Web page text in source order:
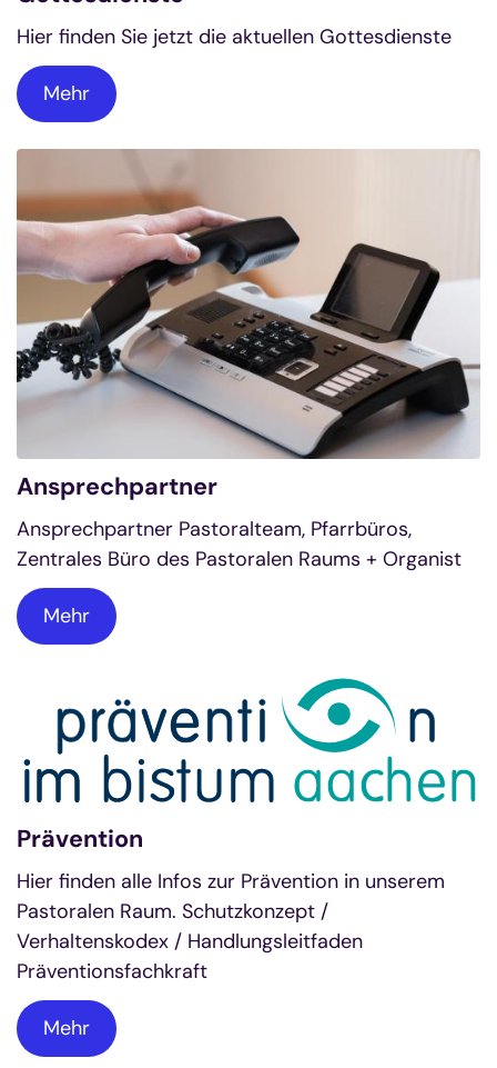
Hier finden Sie jetzt die aktuellen Gottesdienste
Mehr
Ansprechpartner
Ansprechpartner Pastoralteam, Pfarrbüros,
Zentrales Büro des Pastoralen Raums + Organist
Mehr
Prävention
Hier finden alle Infos zur Prävention in unserem
Pastoralen Raum. Schutzkonzept /
Verhaltenskodex / Handlungsleitfaden
Präventionsfachkraft
Mehr